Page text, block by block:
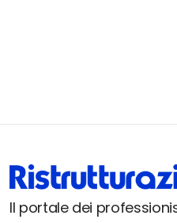
Il portale dei